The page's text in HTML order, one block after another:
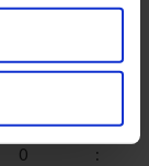
Spiele
Punkte
0
: